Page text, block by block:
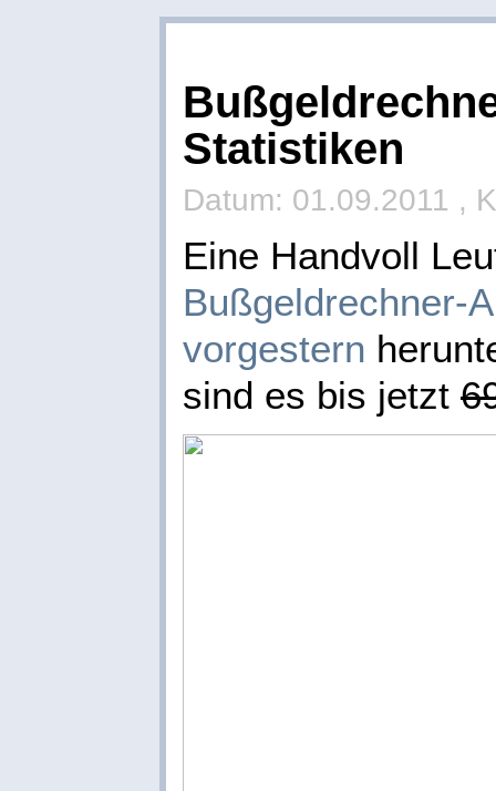
Statistiken
Datum: 01.09.2011 ,
Eine Handvoll
Bußgeldrechner-
vorgestern
sind es bis jetzt